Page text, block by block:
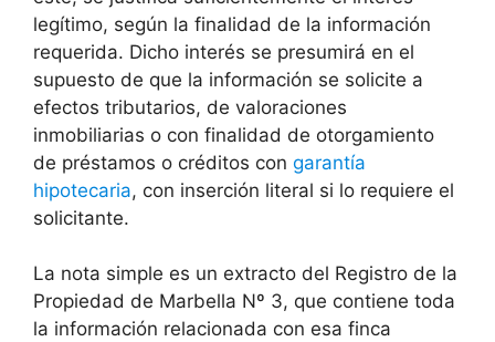
legítimo, según la finalidad de la información
requerida. Dicho interés se presumirá en el
supuesto de que la información se solicite a
efectos tributarios, de valoraciones
inmobiliarias o con finalidad de otorgamiento
de préstamos o créditos con garantía
hipotecaria, con inserción literal si lo requiere el
solicitante.
La nota simple es un extracto del Registro de la
Propiedad de Marbella Nº 3, que contiene toda
la información relacionada con esa finca